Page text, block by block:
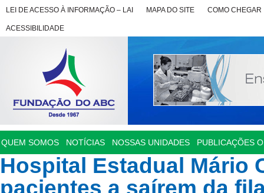
LEI DE ACESSO À INFORMAÇÃO – LAI MAPA DO SITE COMO CHEGAR
ACESSIBILIDADE
QUEM SOMOS NOTÍCIAS NOSSAS UNIDADES PUBLICAÇÕES
Hospital Estadual Mário
pacientes a saírem da